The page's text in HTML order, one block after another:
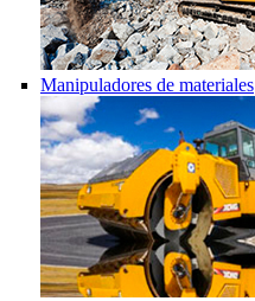
Manipuladores de materiales